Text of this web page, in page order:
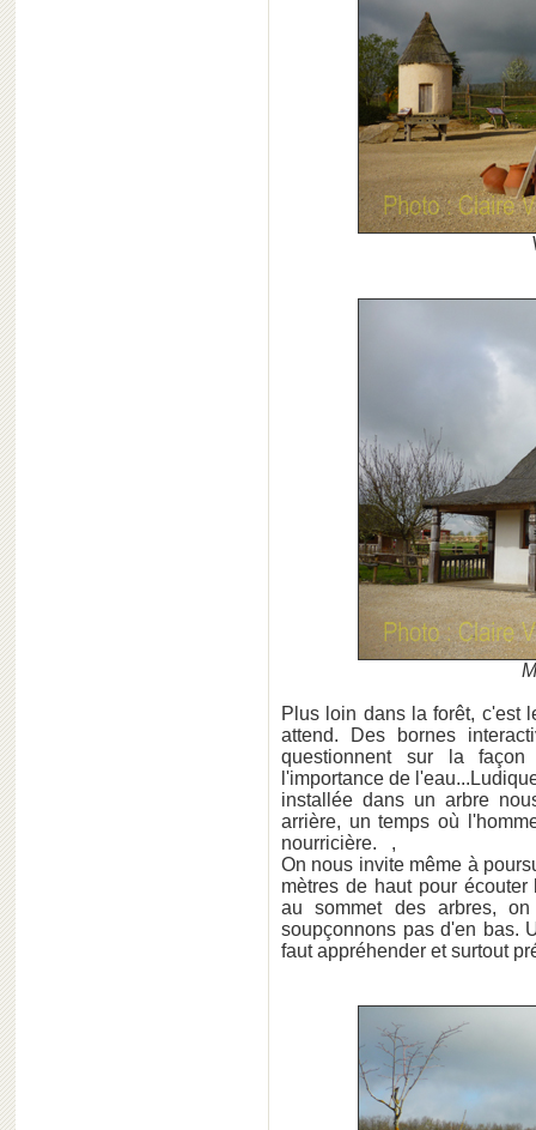
Plus loin dans la forêt, c'est
attend. Des bornes
questionnent sur la
l'importance de
installée dans un arbre
arrière, un temps où
nourricière. ,
On nous invite même à
mètres de haut pour écouter
au sommet des arbres,
soupçonnons pas d'en bas.
faut appréhender et surtout